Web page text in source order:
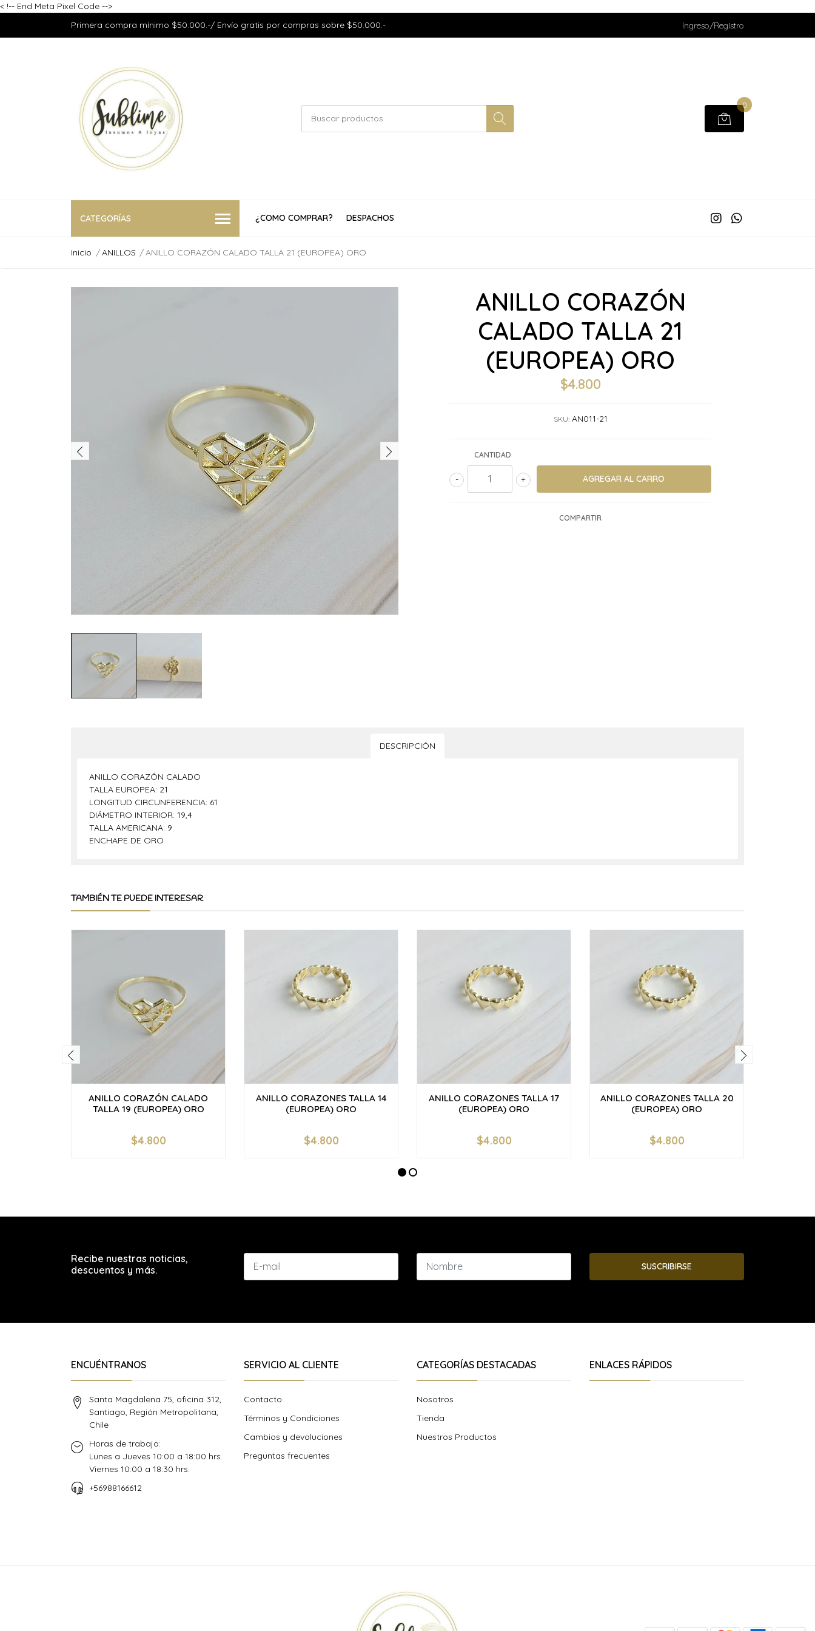
< !-- End Meta Pixel Code -->
Primera compra mínimo $50.000.-/ Envío gratis por compras sobre $50.000.-
Ingreso/Registro
0
CATEGORÍAS ¿COMO COMPRAR? DESPACHOS
Inicio ANILLOS ANILLO CORAZÓN CALADO TALLA 21 (EUROPEA) ORO
ANILLO CORAZÓN
CALADO TALLA 21
(EUROPEA) ORO
$4.800
SKU: AN011-21
CANTIDAD
+
-
COMPARTIR
DESCRIPCIÓN
ANILLO CORAZÓN CALADO
TALLA EUROPEA: 21
LONGITUD CIRCUNFERENCIA: 61
DIÁMETRO INTERIOR: 19,4
TALLA AMERICANA: 9
ENCHAPE DE ORO
TAMBIÉN TE PUEDE INTERESAR
ANILLO CORAZÓN CALADO
TALLA 19 (EUROPEA) ORO
+
$4.800
ANILLO CORAZONES TALLA 14
(EUROPEA) ORO
+
$4.800
ANILLO CORAZONES TALLA 17
(EUROPEA) ORO
+
$4.800
ANILLO CORAZONES TALLA 20
(EUROPEA) ORO
+
$4.800
Recibe nuestras noticias,
descuentos y más.
SUSCRIBIRSE
ENCUÉNTRANOS
Santa Magdalena 75, oficina 312,
Santiago, Región Metropolitana,
Chile
Horas de trabajo:
Lunes a Jueves 10:00 a 18:00 hrs.
Viernes 10:00 a 18:30 hrs.
+56988166612
SERVICIO AL CLIENTE
Contacto
Términos y Condiciones
Cambios y devoluciones
Preguntas frecuentes
CATEGORÍAS DESTACADAS
Nosotros
Tienda
Nuestros Productos
ENLACES RÁPIDOS